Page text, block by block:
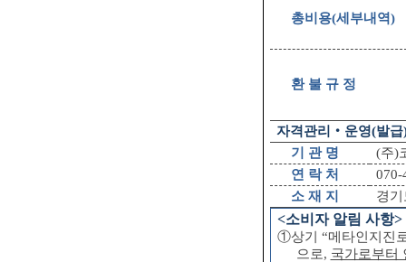
총비용(세부내역)
환 불 규 정
자격관리 ‧ 운영(발급
기 관 명
(주)
연 락 처
070-
소 재 지
경
<소비자 알림 사항>
①상기 “메타인지진
으로, 국가로부터